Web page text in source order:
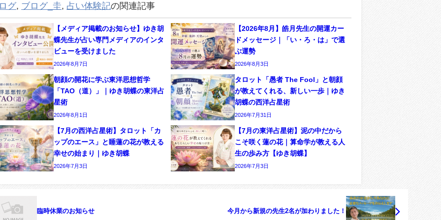
グ, ブログ_圭, 占い体験記の関連記事
【メディア掲載のお知らせ】ゆき胡
蝶先生が占い専門メディアのインタ
ビューを受けました
2026年8月7日
【2026年8月】皓月先生の開運カー
ドメッセージ｜「い・ろ・は」で選
ぶ運勢
2026年8月3日
朝顔の開花に学ぶ東洋思想哲学
「TAO（道）」｜ゆき胡蝶の東洋占
星術
2026年8月1日
タロット「愚者 The Fool」と朝顔
が教えてくれる、新しい一歩｜ゆき
胡蝶の西洋占星術
2026年7月31日
【7月の西洋占星術】タロット「カ
ップのエース」と睡蓮の花が教える
幸せの始まり｜ゆき胡蝶
2026年7月3日
【7月の東洋占星術】泥の中だから
こそ咲く蓮の花｜算命学が教える人
生の歩み方【ゆき胡蝶】
2026年7月3日
臨時休業のお知らせ 今月から新規の先生2名が加わりました！